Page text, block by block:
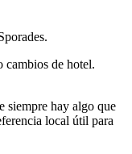
cambios de hotel.
siempre hay algo que
local útil para